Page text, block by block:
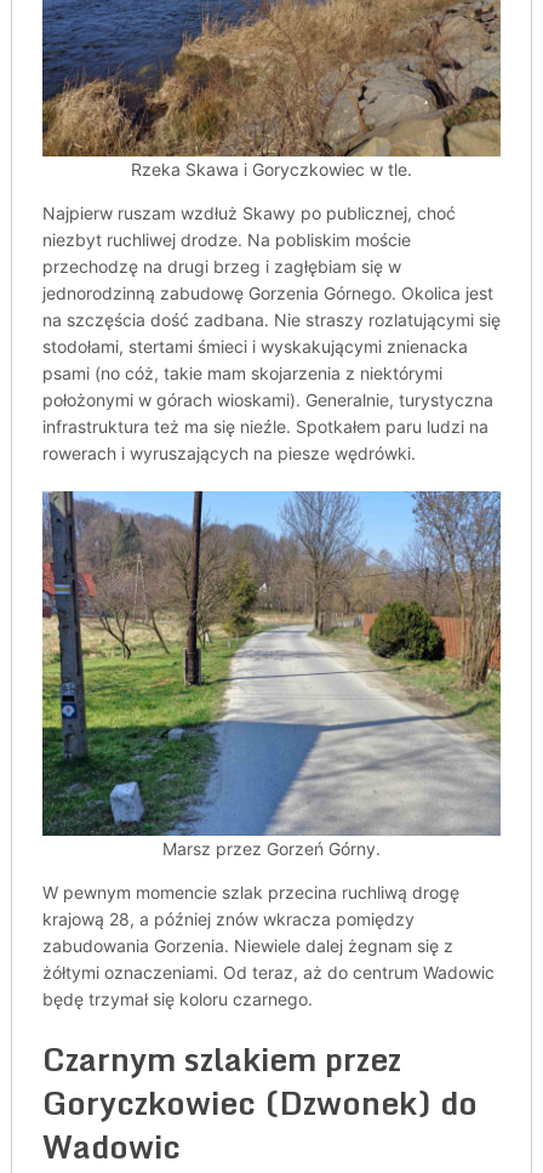
Rzeka Skawa i Goryczkowiec w tle.
Najpierw ruszam wzdłuż Skawy po publicznej, choć
niezbyt ruchliwej drodze. Na pobliskim moście
przechodzę na drugi brzeg i zagłębiam się w
jednorodzinną zabudowę Gorzenia Górnego. Okolica jest
na szczęścia dość zadbana. Nie straszy rozlatującymi się
stodołami, stertami śmieci i wyskakującymi znienacka
psami (no cóż, takie mam skojarzenia z niektórymi
położonymi w górach wioskami). Generalnie, turystyczna
infrastruktura też ma się nieźle. Spotkałem paru ludzi na
rowerach i wyruszających na piesze wędrówki.
Marsz przez Gorzeń Górny.
W pewnym momencie szlak przecina ruchliwą drogę
krajową 28, a później znów wkracza pomiędzy
zabudowania Gorzenia. Niewiele dalej żegnam się z
żółtymi oznaczeniami. Od teraz, aż do centrum Wadowic
będę trzymał się koloru czarnego.
Czarnym szlakiem przez
Goryczkowiec (Dzwonek) do
Wadowic